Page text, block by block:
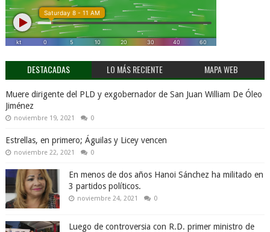
DESTACADAS LO MÁS RECIENTE MAPA WEB
Muere dirigente del PLD y exgobernador de San Juan William De Óleo
Jiménez
noviembre 19, 2021 0
Estrellas, en primero; Águilas y Licey vencen
noviembre 22, 2021 0
En menos de dos años Hanoi Sánchez ha militado en
3 partidos políticos.
noviembre 24, 2021 0
Luego de controversia con R.D. primer ministro de